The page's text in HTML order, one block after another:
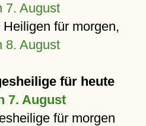
7. August
für morgen,
8. August
für heute
7. August
für morgen